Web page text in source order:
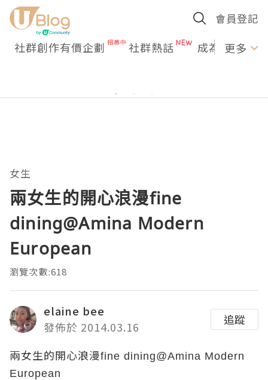
會員登記
社群創作有價企劃 社群熱話 成為U更多
女生
兩女生的開心浪漫fine
dining@Amina Modern
European
瀏覽次數:618
elaine bee
發佈於 2014.03.16
追蹤
兩女生的開心浪漫fine dining@Amina Modern
European